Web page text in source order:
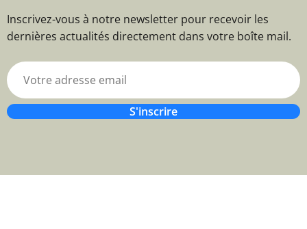
Inscrivez-vous à notre newsletter pour recevoir les
dernières actualités directement dans votre boîte mail.
S'inscrire